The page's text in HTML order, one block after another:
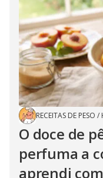
RECEITAS DE PESO /
O doce de
perfuma a
aprendi